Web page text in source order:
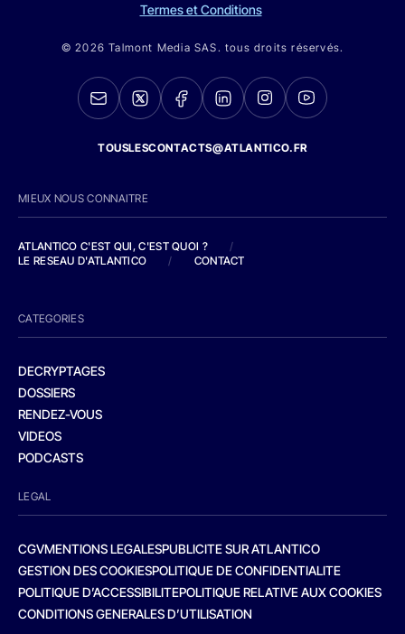
Termes et Conditions
© 2026 Talmont Media SAS. tous droits réservés.
TOUSLESCONTACTS@ATLANTICO.FR
MIEUX NOUS CONNAITRE
ATLANTICO C'EST QUI, C'EST QUOI ?
/
LE RESEAU D'ATLANTICO
/ CONTACT
CATEGORIES
DECRYPTAGES
DOSSIERS
RENDEZ-VOUS
VIDEOS
PODCASTS
LEGAL
CGVMENTIONS LEGALESPUBLICITE SUR ATLANTICO
GESTION DES COOKIESPOLITIQUE DE CONFIDENTIALITE
POLITIQUE D’ACCESSIBILITEPOLITIQUE RELATIVE AUX COOKIES
CONDITIONS GENERALES D’UTILISATION